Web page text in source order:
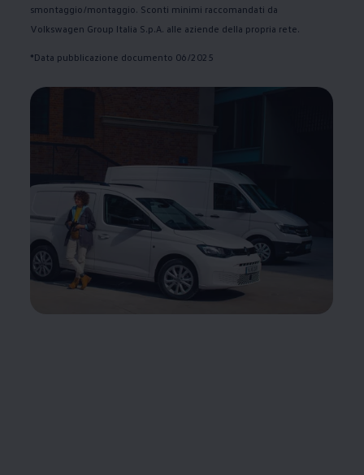
smontaggio/montaggio. Sconti minimi raccomandati da
Volkswagen Group Italia S.p.A. alle aziende della propria rete.
*Data pubblicazione documento 06/2025